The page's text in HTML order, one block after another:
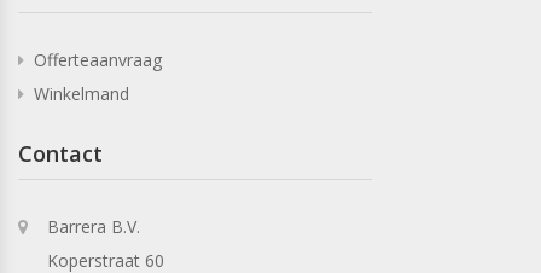
Offerteaanvraag
Winkelmand
Contact
Barrera B.V.
Koperstraat 60